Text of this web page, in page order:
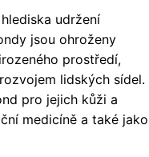
udržení
jsou ohroženy
prostředí,
lidských sídel.
pro jejich kůži a
medicíně a také jako